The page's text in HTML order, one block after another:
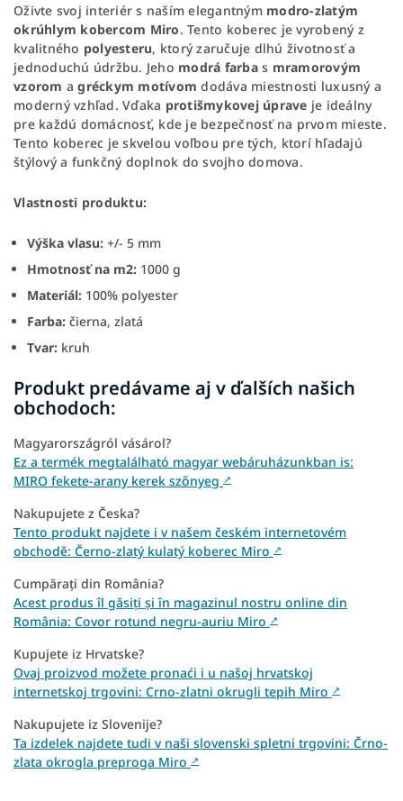
Oživte svoj interiér s naším elegantným modro-zlatým
okrúhlym kobercom Miro. Tento koberec je vyrobený z
kvalitného polyesteru, ktorý zaručuje dlhú životnosť a
jednoduchú údržbu. Jeho modrá farbas mramorovým
vzorom agréckym motívom dodáva miestnosti luxusný a
moderný vzhľad. Vďaka protišmykovej úprave je ideálny
pre každú domácnosť, kde je bezpečnosť na prvom mieste.
Tento koberec je skvelou voľbou pre tých, ktorí hľadajú
štýlový a funkčný doplnok do svojho domova.
Vlastnosti produktu:
Výška vlasu: +/- 5 mm
Hmotnosť na m2: 1000 g
Materiál: 100% polyester
Farba: čierna, zlatá
Tvar: kruh
Produkt predávame aj v ďalších našich
obchodoch:
Magyarországról vásárol?
Ez a termék megtalálható magyar webáruházunkban is:
MIRO fekete-arany kerek szőnyeg ↗
Nakupujete z Česka?
Tento produkt najdete i v našem českém internetovém
obchodě: Černo-zlatý kulatý koberec Miro ↗
Cumpărați din România?
Acest produs îl găsiți și în magazinul nostru online din
România: Covor rotund negru-auriu Miro ↗
Kupujete iz Hrvatske?
Ovaj proizvod možete pronaći i u našoj hrvatskoj
internetskoj trgovini: Crno-zlatni okrugli tepih Miro ↗
Nakupujete iz Slovenije?
Ta izdelek najdete tudi v naši slovenski spletni trgovini: Črno-
zlata okrogla preproga Miro ↗